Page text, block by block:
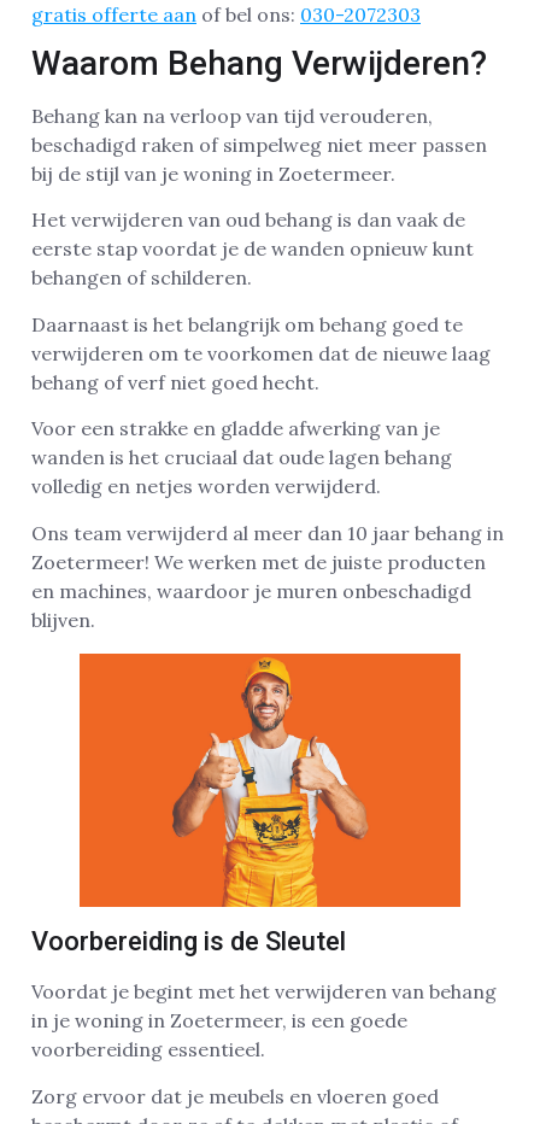
gratis offerte aan of bel ons: 030-2072303
Waarom Behang Verwijderen?
Behang kan na verloop van tijd verouderen,
beschadigd raken of simpelweg niet meer passen
bij de stijl van je woning in Zoetermeer.
Het verwijderen van oud behang is dan vaak de
eerste stap voordat je de wanden opnieuw kunt
behangen of schilderen.
Daarnaast is het belangrijk om behang goed te
verwijderen om te voorkomen dat de nieuwe laag
behang of verf niet goed hecht.
Voor een strakke en gladde afwerking van je
wanden is het cruciaal dat oude lagen behang
volledig en netjes worden verwijderd.
Ons team verwijderd al meer dan 10 jaar behang in
Zoetermeer! We werken met de juiste producten
en machines, waardoor je muren onbeschadigd
blijven.
Voorbereiding is de Sleutel
Voordat je begint met het verwijderen van behang
in je woning in Zoetermeer, is een goede
voorbereiding essentieel.
Zorg ervoor dat je meubels en vloeren goed